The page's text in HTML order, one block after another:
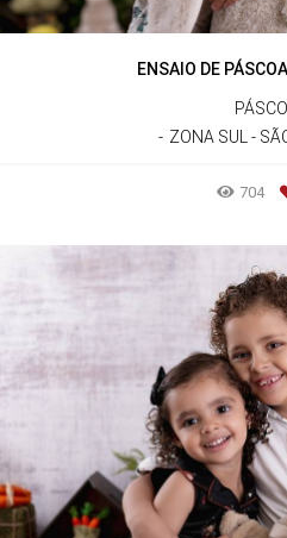
ENSAIO DE
ZONA SUL -
704